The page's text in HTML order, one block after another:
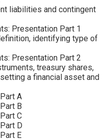
liabilities and contingent
Presentation Part 1
identifying type of
Presentation Part 2
treasury shares,
a financial asset and
A
B
C
D
E